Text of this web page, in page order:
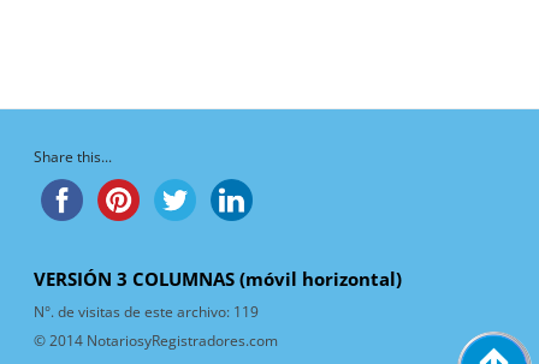
Share this...
VERSIÓN 3 COLUMNAS (móvil horizontal)
N°. de visitas de este archivo: 119
© 2014 NotariosyRegistradores.com